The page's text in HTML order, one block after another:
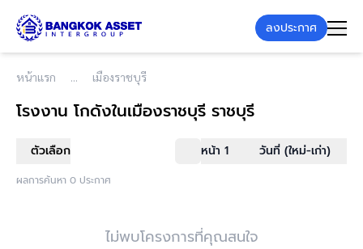
ลงประกาศ
หน้าแรก เมืองราชบุรี
โรงงาน โกดังในเมืองราชบุรี ราชบุรี
ตัวเลือก หน้า 1 วันที่ (ใหม่-เก่า)
ผลการค้นหา 0 ประกาศ
ไม่พบโครงการที่คุณสนใจ